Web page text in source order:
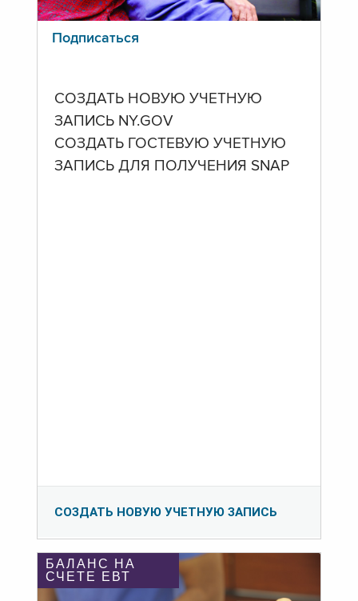
Подписаться
СОЗДАТЬ НОВУЮ УЧЕТНУЮ
ЗАПИСЬ NY.GOV
СОЗДАТЬ ГОСТЕВУЮ УЧЕТНУЮ
ЗАПИСЬ ДЛЯ ПОЛУЧЕНИЯ SNAP
СОЗДАТЬ НОВУЮ УЧЕТНУЮ ЗАПИСЬ
БАЛАНС НА
СЧЕТЕ ЕВТ